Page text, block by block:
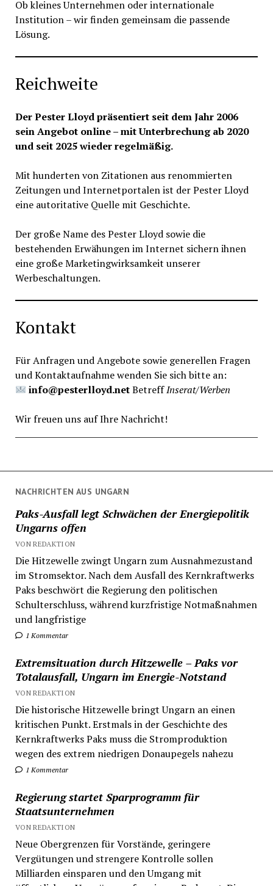
NACHRICHTEN AUS UNGARN
Paks-Ausfall legt Schwächen der Energiepolitik
Ungarns offen
VON REDAKTION
Die Hitzewelle zwingt Ungarn zum Ausnahmezustand
im Stromsektor. Nach dem Ausfall des Kernkraftwerks
Paks beschwört die Regierung den politischen
Schulterschluss, während kurzfristige Notmaßnahmen
und langfristige
1 Kommentar
Extremsituation durch Hitzewelle – Paks vor
Totalausfall, Ungarn im Energie-Notstand
VON REDAKTION
Die historische Hitzewelle bringt Ungarn an einen
kritischen Punkt. Erstmals in der Geschichte des
Kernkraftwerks Paks muss die Stromproduktion
wegen des extrem niedrigen Donaupegels nahezu
1 Kommentar
Regierung startet Sparprogramm für
Staatsunternehmen
VON REDAKTION
Neue Obergrenzen für Vorstände, geringere
Vergütungen und strengere Kontrolle sollen
Milliarden einsparen und den Umgang mit
Ob kleines Unternehmen oder internationale
Institution – wir finden gemeinsam die passende
Lösung.
Reichweite
Der Pester Lloyd präsentiert seit dem Jahr 2006
sein Angebot online – mit Unterbrechung ab 2020
und seit 2025 wieder regelmäßig.
Mit hunderten von Zitationen aus renommierten
Zeitungen und Internetportalen ist der Pester Lloyd
eine autoritative Quelle mit Geschichte.
Der große Name des Pester Lloyd sowie die
bestehenden Erwähungen im Internet sichern ihnen
eine große Marketingwirksamkeit unserer
Werbeschaltungen.
Kontakt
Für Anfragen und Angebote sowie generellen Fragen
und Kontaktaufnahme wenden Sie sich bitte an:
info@pesterlloyd.netBetreffInserat/Werben
Wir freuen uns auf Ihre Nachricht!